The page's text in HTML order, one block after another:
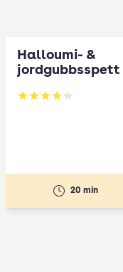
Halloumi- &
jordgubbsspett
Betyg: 4.3 av 5
20 min